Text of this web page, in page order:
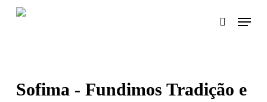
Skip
search
Menu
Sofima - Fundimos Tradição e